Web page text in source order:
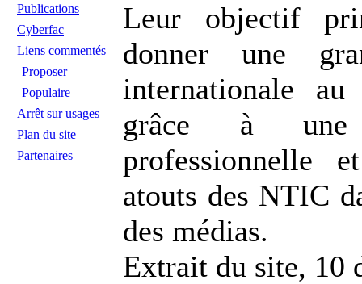
Publications
Cyberfac
Liens commentés
Proposer
Populaire
Arrêt sur usages
Plan du site
Partenaires
Leur objectif
donner une
internationale
grâce à une
professionnelle
atouts des NTIC
des médias.
Extrait du site, 10